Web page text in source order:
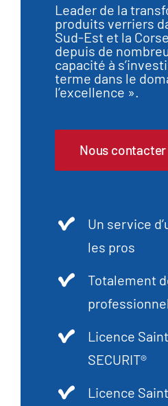
Leader de la
produits verriers
Sud-Est et la
depuis de
capacité à
terme dans le
l’excellence ».
Nous contacter
Un service
les pros
Totalement
Licence
SECURIT®
Licence